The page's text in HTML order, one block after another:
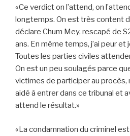
«Ce verdict on l’attend, on
longtemps. On est très content
déclare Chum Mey, rescapé de
ans. En même temps, j’ai peur et
Toutes les parties civiles
On est un peu soulagés parce
victimes de participer au procès,
aidé à entrer dans ce tribunal et
attend le résultat.»
«La condamnation du criminel